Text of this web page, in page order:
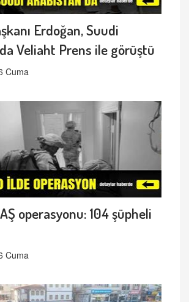
Erdoğan, Suudi
Veliaht Prens ile görüştü
Cuma
operasyonu: 104 şüpheli
Cuma